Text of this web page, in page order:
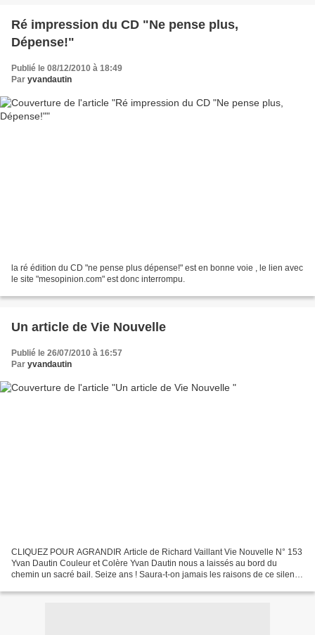
Ré impression du CD "Ne pense plus,
Dépense!"
Publié le 08/12/2010 à 18:49
Par yvandautin
la ré édition du CD "ne pense plus dépense!" est en bonne voie , le lien avec
le site "mesopinion.com" est donc interrompu.
Un article de Vie Nouvelle
Publié le 26/07/2010 à 16:57
Par yvandautin
CLIQUEZ POUR AGRANDIR Article de Richard Vaillant Vie Nouvelle N° 153
Yvan Dautin Couleur et Colère Yvan Dautin nous a laissés au bord du
chemin un sacré bail. Seize ans ! Saura-t-on jamais les raisons de ce silence